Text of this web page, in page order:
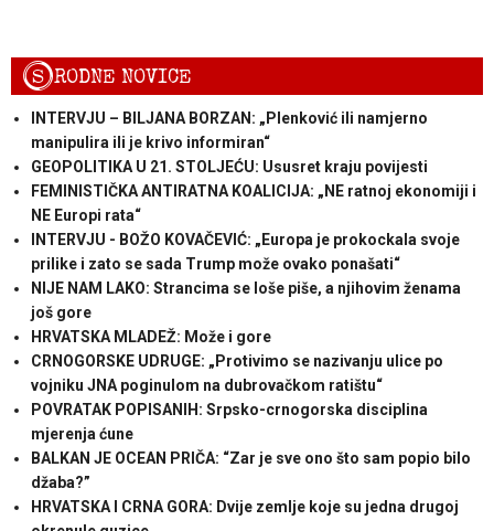
SRODNE NOVICE
INTERVJU – BILJANA BORZAN: „Plenković ili namjerno
manipulira ili je krivo informiran“
GEOPOLITIKA U 21. STOLJEĆU: Ususret kraju povijesti
FEMINISTIČKA ANTIRATNA KOALICIJA: „NE ratnoj ekonomiji i
NE Europi rata“
INTERVJU - BOŽO KOVAČEVIĆ: „Europa je prokockala svoje
prilike i zato se sada Trump može ovako ponašati“
NIJE NAM LAKO: Strancima se loše piše, a njihovim ženama
još gore
HRVATSKA MLADEŽ: Može i gore
CRNOGORSKE UDRUGE: „Protivimo se nazivanju ulice po
vojniku JNA poginulom na dubrovačkom ratištu“
POVRATAK POPISANIH: Srpsko-crnogorska disciplina
mjerenja ćune
BALKAN JE OCEAN PRIČA: “Zar je sve ono što sam popio bilo
džaba?”
HRVATSKA I CRNA GORA: Dvije zemlje koje su jedna drugoj